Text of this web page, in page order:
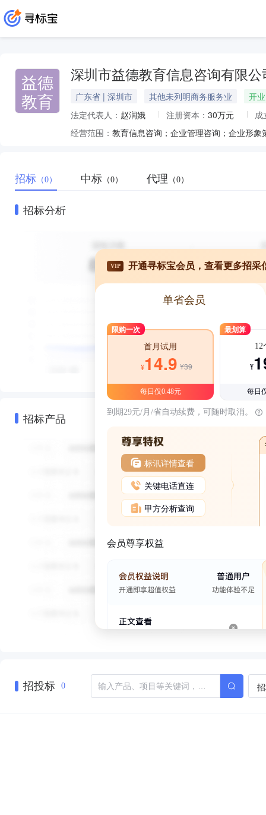
益德
教育
深圳市益德教育信息咨询有限公
广东省 | 深圳市 其他未列明商务服务业
开业
法定代表人： 赵润娥 注册资本： 30万元
成
经营范围：
招标 （0） 中标 （0） 代理 （0）
招标分析
招标产品
VIP 开通寻标宝会员，查看更多招采
单省会员
限购一次
首月试用
¥14.9 ¥39
每日仅0.48元
最划算
12
¥
每日
到期29元/月/省自动续费，可随时取消。
标讯详情查看
关键电话直连
甲方分析查询
会员尊享权益
招投标 0